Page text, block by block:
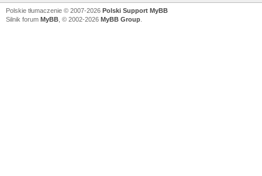
Polskie tłumaczenie © 2007-2026 Polski Support MyBB
Silnik forum MyBB , © 2002-2026 MyBB Group